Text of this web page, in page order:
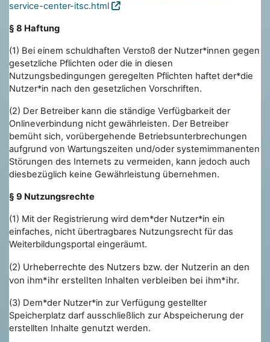
service-center-itsc.html
§ 8 Haftung
(1) Bei einem schuldhaften Verstoß der Nutzer*innen gegen
gesetzliche Pflichten oder die in diesen
Nutzungsbedingungen geregelten Pflichten haftet der*die
Nutzer*in nach den gesetzlichen Vorschriften.
(2) Der Betreiber kann die ständige Verfügbarkeit der
Onlineverbindung nicht gewährleisten. Der Betreiber
bemüht sich, vorübergehende Betriebsunterbrechungen
aufgrund von Wartungszeiten und/oder systemimmanenten
Störungen des Internets zu vermeiden, kann jedoch auch
diesbezüglich keine Gewährleistung übernehmen.
§ 9 Nutzungsrechte
(1) Mit der Registrierung wird dem*der Nutzer*in ein
einfaches, nicht übertragbares Nutzungsrecht für das
Weiterbildungsportal eingeräumt.
(2) Urheberrechte des Nutzers bzw. der Nutzerin an den
von ihm*ihr erstellten Inhalten verbleiben bei ihm*ihr.
(3) Dem*der Nutzer*in zur Verfügung gestellter
Speicherplatz darf ausschließlich zur Abspeicherung der
erstellten Inhalte genutzt werden.